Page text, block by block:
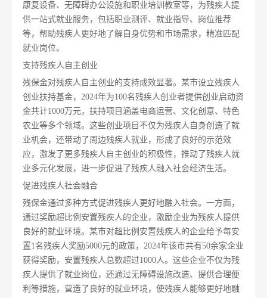
康复设备、无障碍办公设施和职业培训教室等，为残疾人提
供一站式就业服务，包括职业测评、就业指导、岗位推荐
等，帮助残疾人更好地了解自身优势和市场需求，精准匹配
就业岗位。
支持残疾人自主创业
残保金对残疾人自主创业的支持成效显著。某市设立残疾人
创业扶持基金，2024年为100名残疾人创业者提供创业启动资
金共计1000万元，扶持项目涵盖电商运营、文化创意、特色
农业等多个领域。这些创业项目不仅为残疾人自身创造了就
业机会，还带动了周边残疾人就业，形成了良好的示范效
应，激发了更多残疾人自主创业的积极性，推动了残疾人就
业多元化发展，进一步促进了残疾人融入社会经济生活。
促进残疾人社会融合
残保金通过多种方式促进残疾人更好地融入社会。一方面，
通过奖励超比例安置残疾人的企业，激励企业为残疾人提供
良好的就业环境。某市对超比例安置残疾人的企业给予每安
置1名残疾人奖励5000元的政策，2024年该市共有50余家企业
获得奖励，安置残疾人总数超过1000人。这些企业不仅为残
疾人提供了就业岗位，还通过无障碍设施改造、提供合理便
利等措施，营造了良好的就业环境，使残疾人能够更好地融